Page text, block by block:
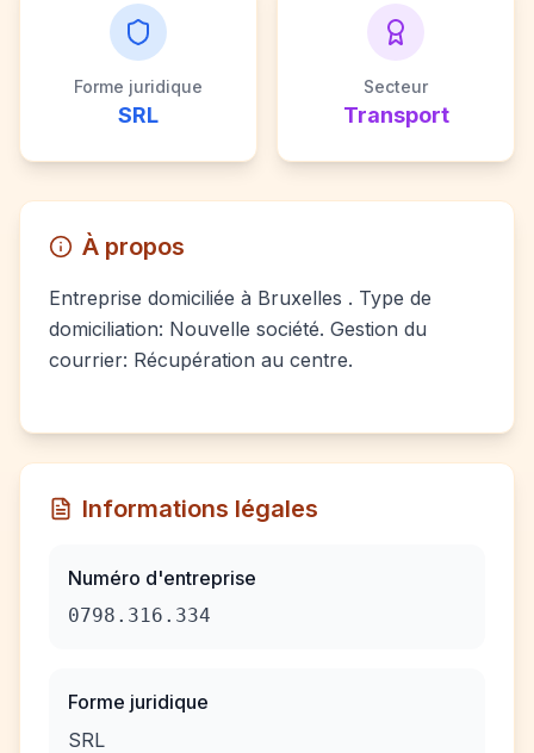
Forme juridique
SRL
Secteur
Transport
À propos
Entreprise domiciliée à Bruxelles . Type de
domiciliation: Nouvelle société. Gestion du
courrier: Récupération au centre.
Informations légales
Numéro d'entreprise
0798.316.334
Forme juridique
SRL